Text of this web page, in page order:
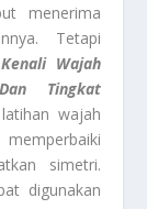
menerima
Tetapi
Kenali Wajah
Tingkat
wajah
simetri.
digunakan